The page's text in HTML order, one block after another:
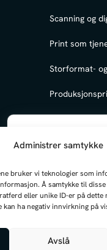
Administrer samtykke
bruker vi teknologier som
Å samtykke til
eller unike ID-er på dette
kan ha negativ innvirkning på
Avslå
Scanning og
Print som
Storformat-
er beskyttet av
Hva kan jeg
opplæring, så jeg kan